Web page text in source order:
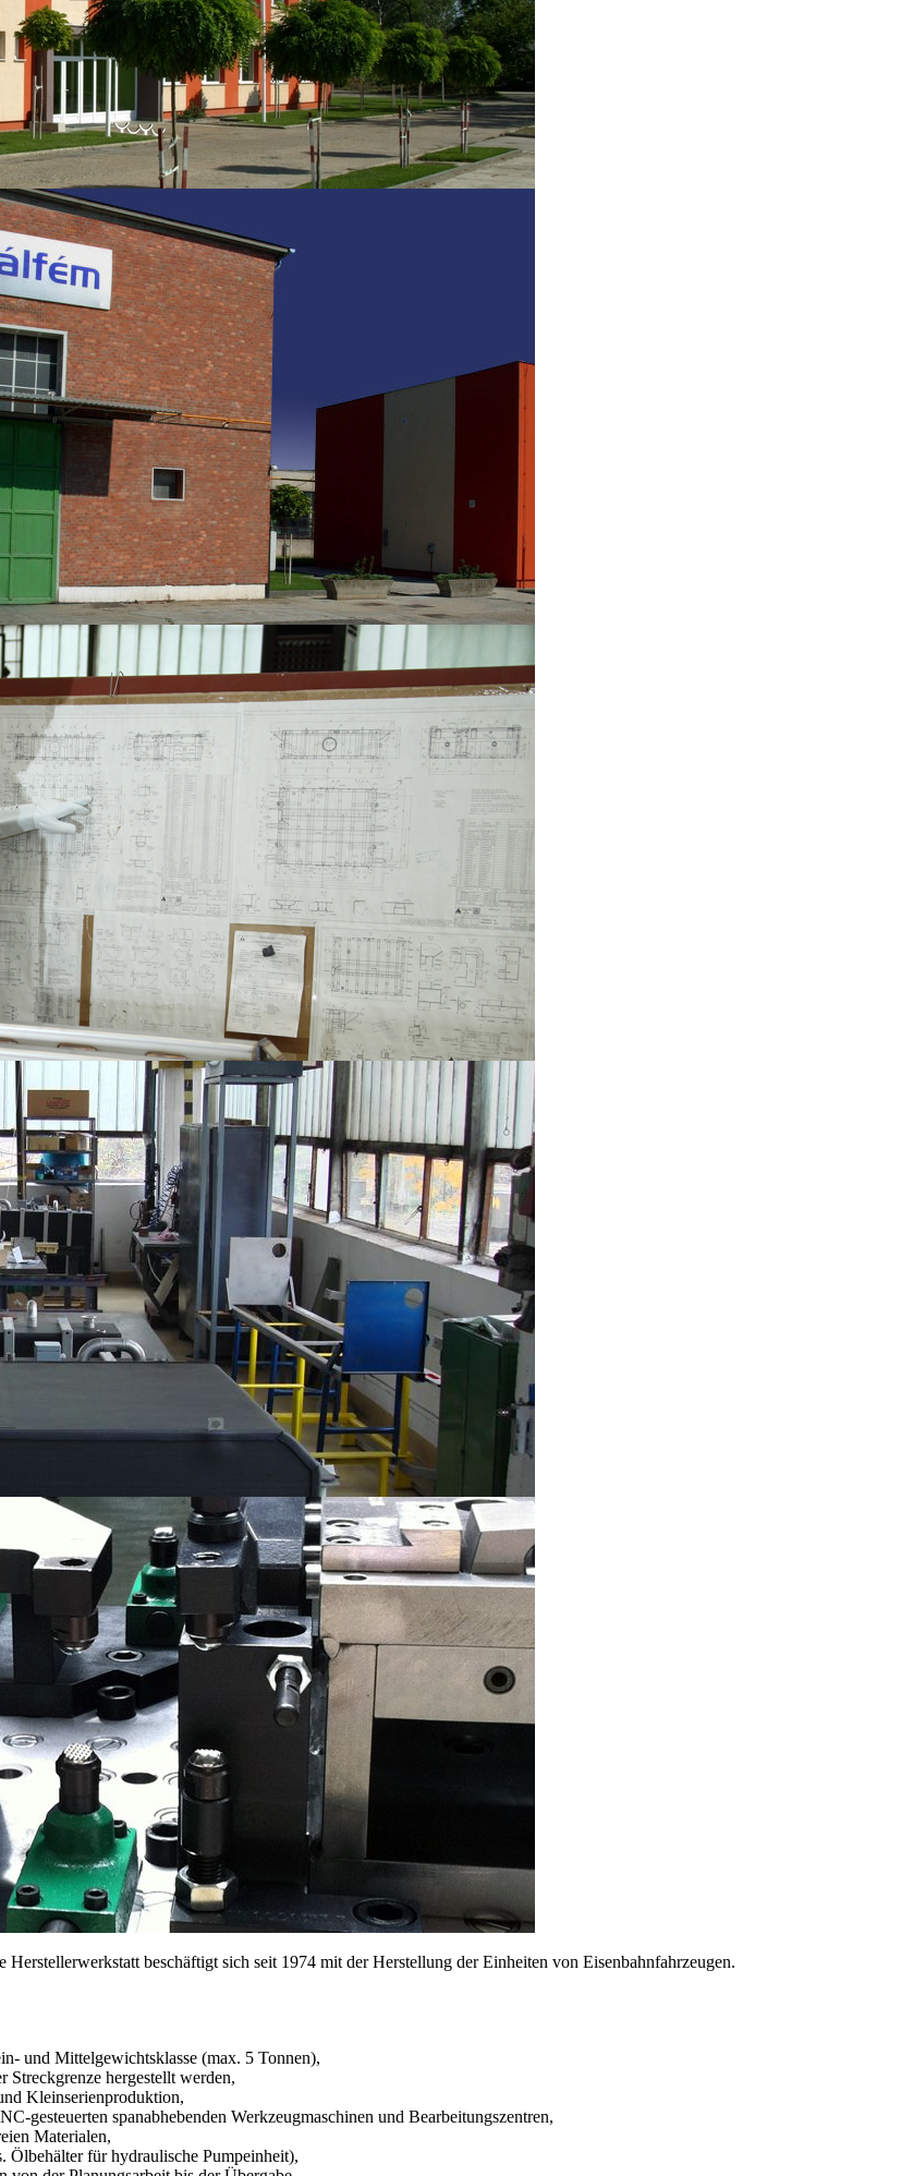
beschäftigt sich seit 1974 mit der Herstellung der Einheiten von Eisenbahnfahrzeugen.
und Mittelgewichtsklasse (max. 5 Tonnen),
hergestellt werden,
Kleinserienproduktion,
gesteuerten spanabhebenden Werkzeugmaschinen und Bearbeitungszentren,
Materialen,
Ölbehälter für hydraulische Pumpeinheit),